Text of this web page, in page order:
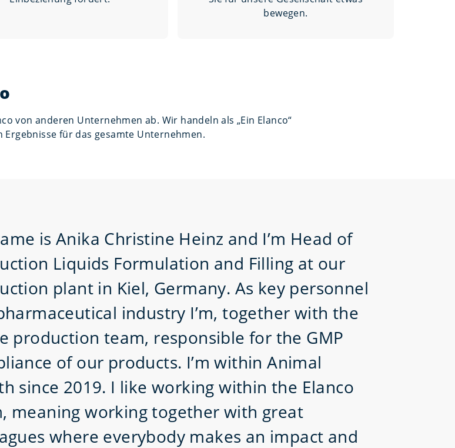
bewegen.
von anderen Unternehmen ab. Wir handeln als „Ein Elanco“
für das gesamte Unternehmen.
is Anika Christine Heinz and I’m Head of
Liquids Formulation and Filling at our
plant in Kiel, Germany. As key personnel
industry I’m, together with the
production team, responsible for the GMP
of our products. I’m within Animal
since 2019. I like working within the Elanco
meaning working together with great
where everybody makes an impact and